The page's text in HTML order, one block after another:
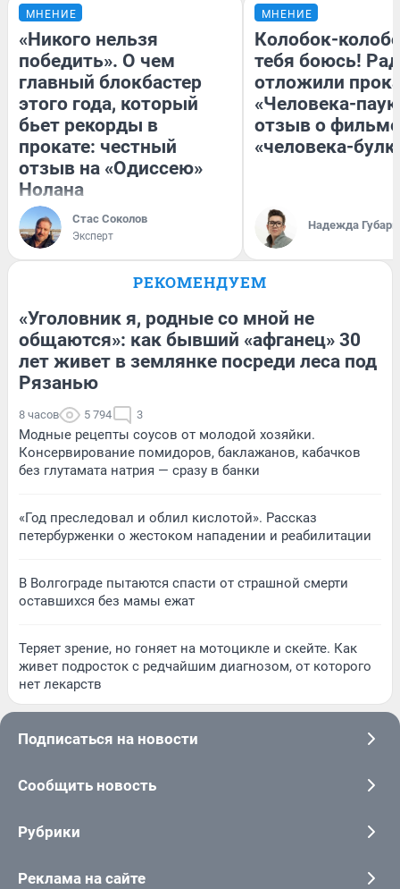
МНЕНИЕ
«Никого нельзя
победить». О чем
главный блокбастер
этого года, который
бьет рекорды в
прокате: честный
отзыв на «Одиссею»
Нолана
Стас Соколов
Эксперт
МНЕНИЕ
Колобок-
тебя боюсь!
отложили
«Человека-
отзыв о
«человека-
Надежда Губарь
РЕКОМЕНДУЕМ
«Уголовник я, родные со мной не
общаются»: как бывший «афганец» 30
лет живет в землянке посреди леса под
Рязанью
8 часов 5 794 3
Модные рецепты соусов от молодой хозяйки.
Консервирование помидоров, баклажанов, кабачков
без глутамата натрия — сразу в банки
«Год преследовал и облил кислотой». Рассказ
петербурженки о жестоком нападении и реабилитации
В Волгограде пытаются спасти от страшной смерти
оставшихся без мамы ежат
Теряет зрение, но гоняет на мотоцикле и скейте. Как
живет подросток с редчайшим диагнозом, от которого
нет лекарств
Подписаться на новости
Сообщить новость
Рубрики
Реклама на сайте